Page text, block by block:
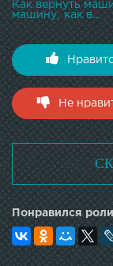
Как вернуть
машину
как в...
Не
Понравился